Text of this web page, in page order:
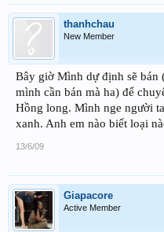
thanhchau
New Member
Bây giờ Mình dự định sẽ bán
mình cần bán mà ha) để
Hồng long. Mình nge người
xanh. Anh em nào biết loại
13/6/09
Giapacore
Active Member